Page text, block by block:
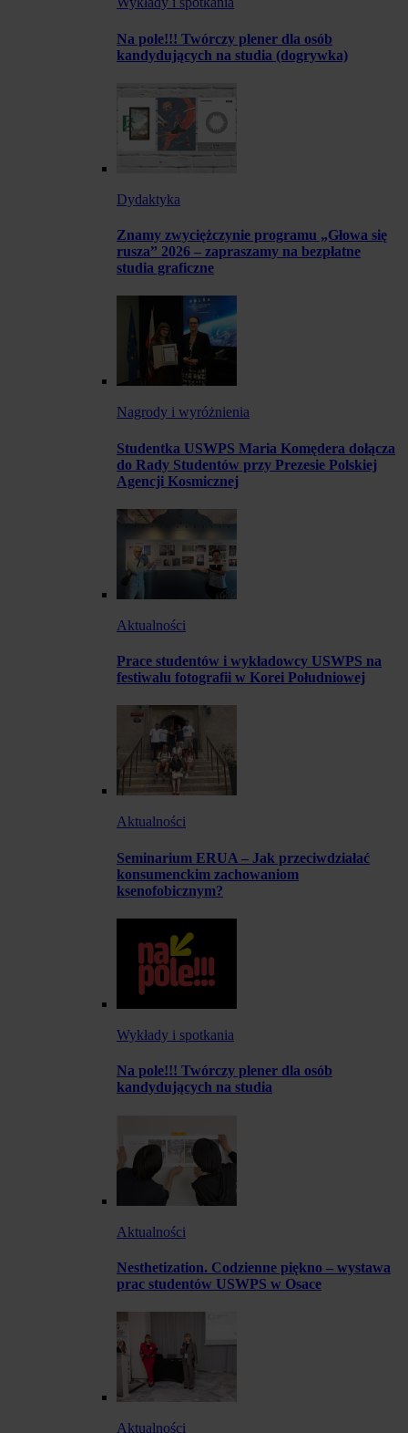
Na pole!!! Twórczy plener dla osób
kandydujących na studia (dogrywka)
Dydaktyka
Znamy zwyciężczynie programu „Głowa się
rusza” 2026 – zapraszamy na bezpłatne
studia graficzne
Nagrody i wyróżnienia
Studentka USWPS Maria Komędera dołącza
do Rady Studentów przy Prezesie Polskiej
Agencji Kosmicznej
Aktualności
Prace studentów i wykładowcy USWPS na
festiwalu fotografii w Korei Południowej
Aktualności
Seminarium ERUA – Jak przeciwdziałać
konsumenckim zachowaniom
ksenofobicznym?
Wykłady i spotkania
Na pole!!! Twórczy plener dla osób
kandydujących na studia
Aktualności
Nesthetization. Codzienne piękno – wystawa
prac studentów USWPS w Osace
Aktualności